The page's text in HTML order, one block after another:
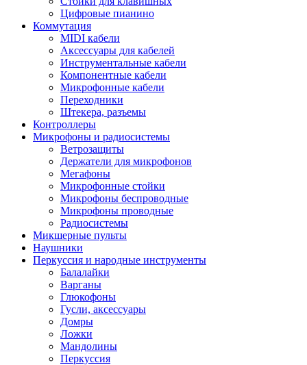
Цифровые пианино
Коммутация
MIDI кабели
Аксессуары для кабелей
Инструментальные кабели
Компонентные кабели
Микрофонные кабели
Переходники
Штекера, разъемы
Контроллеры
Микрофоны и радиосистемы
Ветрозащиты
Держатели для микрофонов
Мегафоны
Микрофонные стойки
Микрофоны беспроводные
Микрофоны проводные
Радиосистемы
Микшерные пульты
Наушники
Перкуссия и народные инструменты
Балалайки
Варганы
Глюкофоны
Гусли, аксессуары
Домры
Ложки
Мандолины
Перкуссия